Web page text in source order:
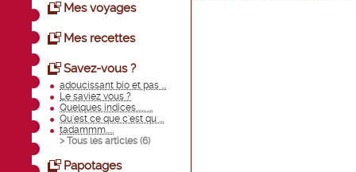
Mes voyages
Mes recettes
Savez-vous ?
adoucissant bio et pas ...
Le saviez vous ?
Quelques indices...... ...
Qu'est ce que c'est qu ...
tadammm.....
> Tous les articles (6)
Papotages